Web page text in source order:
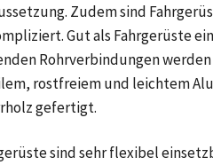
Zudem sind
Gut als Fahrgerüste
Rohrverbindungen
rostfreiem und leichtem
gefertigt.
sind sehr flexibel